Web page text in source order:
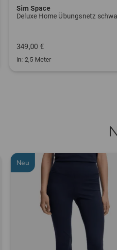
Sim Space
Deluxe Home Übungsnetz
349,00 €
in: 2,5 Meter
Neu